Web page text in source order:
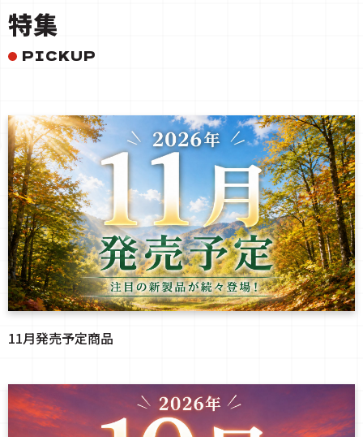
特集
PICKUP
11月発売予定商品